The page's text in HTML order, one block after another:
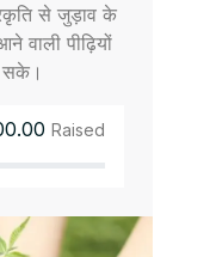
से जुड़ाव के
वाली पीढ़ियों
सके।
Raised